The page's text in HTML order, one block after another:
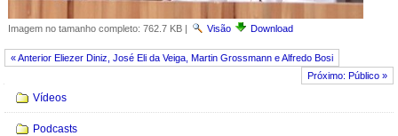
Imagem no tamanho completo: 762.7 KB| Visão Download
« Anterior Eliezer Diniz, José Eli da Veiga, Martin Grossmann e Alfredo Bosi
Próximo: Público »
Navegação
Vídeos
Podcasts